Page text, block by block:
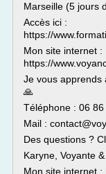
Marseille (5 jours
Accès ici :
https://
Mon site internet :
https://
Je vous apprends
🙏
Téléphone : 06
Mail :
Des questions ?
Karyne, Voyante
Mon site internet :